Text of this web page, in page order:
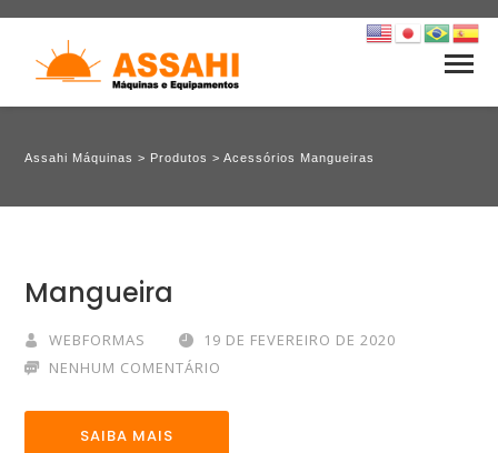
Assahi Máquinas > Produtos >Acessórios Mangueiras
Mangueira
WEBFORMAS
19 DE FEVEREIRO DE 2020
NENHUM COMENTÁRIO
SAIBA MAIS